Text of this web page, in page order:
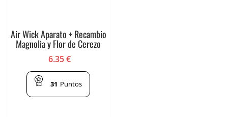
Air Wick Aparato + Recambio
Magnolia y Flor de Cerezo
6.35€
31 Puntos